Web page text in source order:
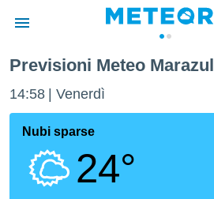
di
per
Previsioni Meteo Marazul
14:58 Venerdì
Nubi sparse
24°